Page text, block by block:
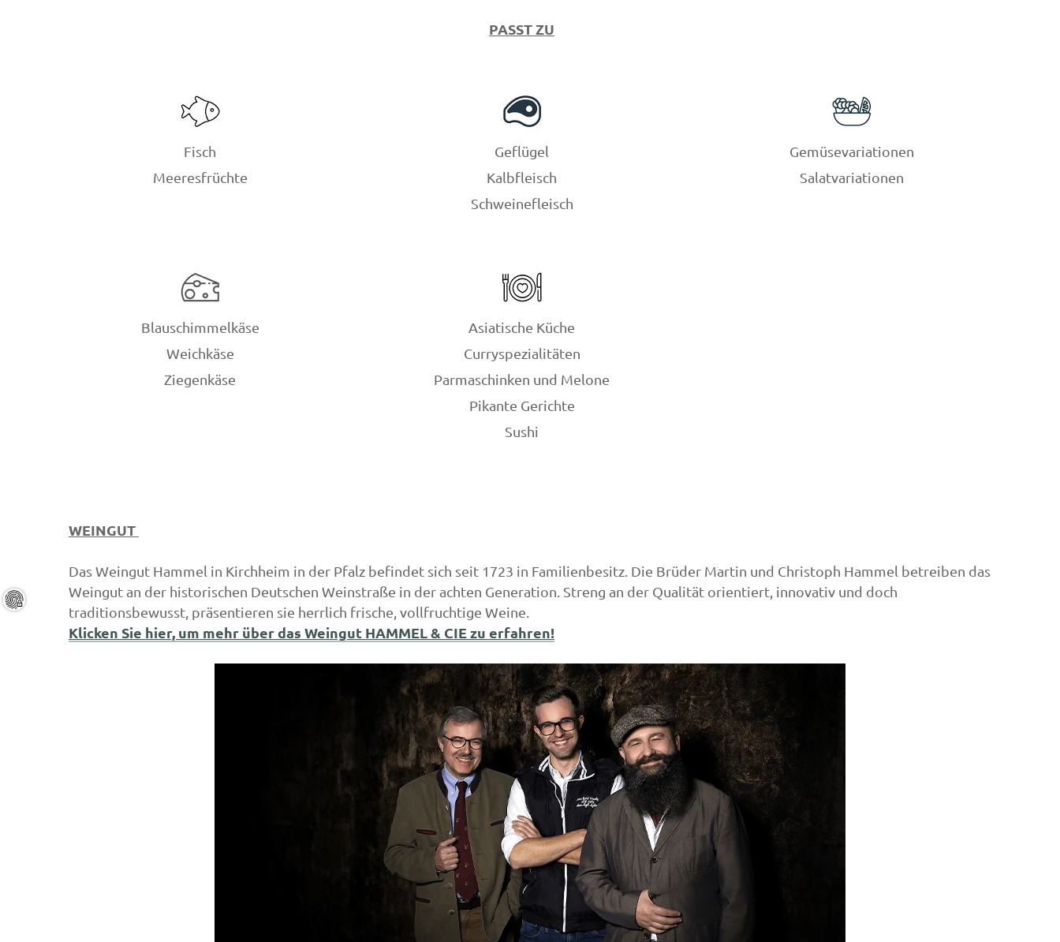
PASST ZU
Fisch Geflügel
Gemüsevariationen
Meeresfrüchte
Kalbfleisch
Salatvariationen
Schweinefleisch
Blauschimmelkäse
Asiatische Küche
Weichkäse
Curryspezialitäten
Ziegenkäse
Parmaschinken und Melone
Pikante Gerichte
Sushi
WEINGUT
Das Weingut Hammel in Kirchheim in der Pfalz befindet sich seit 1723 in Familienbesitz. Die Brüder Martin und Christoph Hammel betreiben das
Weingut an der historischen Deutschen Weinstraße in der achten Generation. Streng an der Qualität orientiert, innovativ und doch
traditionsbewusst, präsentieren sie herrlich frische, vollfruchtige Weine.
Klicken Sie hier, um mehr über das Weingut HAMMEL & CIE zu erfahren!